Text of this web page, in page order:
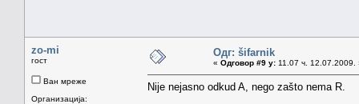
zo-mi
гост
Ван мреже
Организација:
Одг: šifarnik
« Одговор #9 у: 11.07 ч. 12.07.2009.
Nije nejasno odkud A, nego zašto nema R.